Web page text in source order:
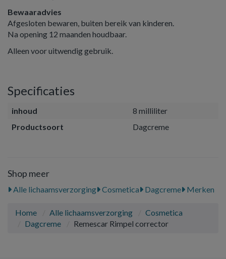
Bewaaradvies
Afgesloten bewaren, buiten bereik van kinderen.
Na opening 12 maanden houdbaar.
Alleen voor uitwendig gebruik.
Specificaties
inhoud
8 milliliter
Productsoort
Dagcreme
Shop meer
Alle lichaamsverzorging Cosmetica Dagcreme Merken
Home Alle lichaamsverzorging
Cosmetica
Dagcreme
Remescar Rimpel corrector